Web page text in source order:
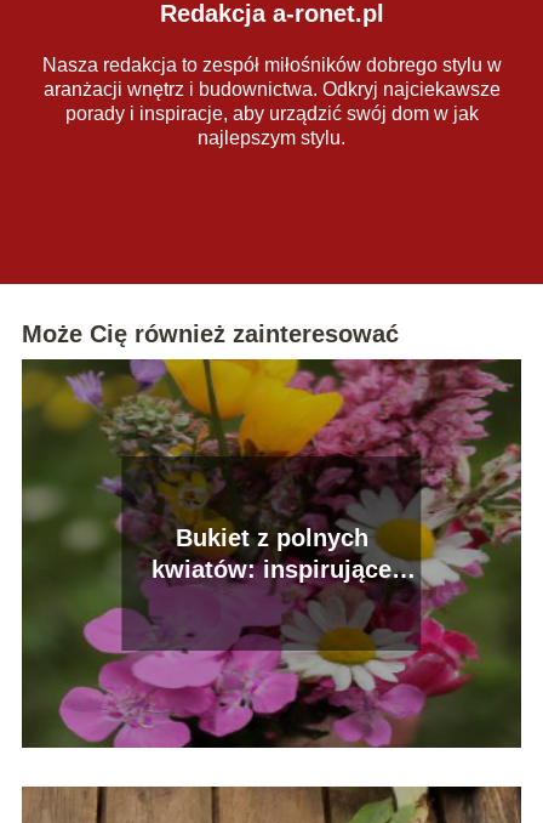
Redakcja a-ronet.pl
Nasza redakcja to zespół miłośników dobrego stylu w
aranżacji wnętrz i budownictwa. Odkryj najciekawsze
porady i inspiracje, aby urządzić swój dom w jak
najlepszym stylu.
Może Cię również zainteresować
Bukiet z polnych
kwiatów: inspirujące
sposoby na stworzenie
pięknego bukietu